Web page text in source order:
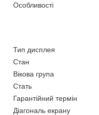
Особливості
Тип дисплея
Стан
Вікова група
Стать
Гарантійний термін
Діагональ екрану